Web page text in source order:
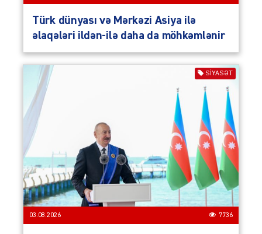
Türk dünyası və Mərkəzi Asiya ilə
əlaqələri ildən-ilə daha da möhkəmlənir
SIYASƏT
03.08.2026 7736